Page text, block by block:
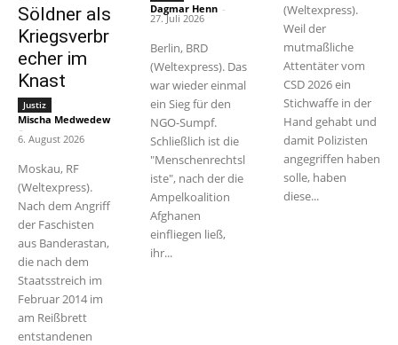
Söldner als
Kriegsverbr
echer im
Knast
Justiz
Mischa Medwedew
-
6. August 2026
Moskau, RF
(Weltexpress).
Nach dem Angriff
der Faschisten
aus Banderastan,
die nach dem
Staatsstreich im
Februar 2014 im
am Reißbrett
entstandenen
Dagmar Henn -
27. Juli 2026
Berlin, BRD
(Weltexpress). Das
war wieder einmal
ein Sieg für den
NGO-Sumpf.
Schließlich ist die
"Menschenrechtsl
iste", nach der die
Ampelkoalition
Afghanen
einfliegen ließ,
ihr...
(Weltexpress).
Weil der
mutmaßliche
Attentäter vom
CSD 2026 ein
Stichwaffe in der
Hand gehabt und
damit Polizisten
angegriffen haben
solle, haben
diese...